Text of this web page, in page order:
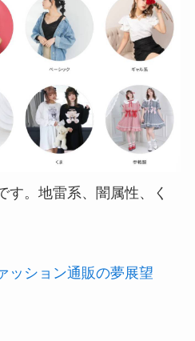
す。地雷系、闇属性、く
ッション通販の夢展望